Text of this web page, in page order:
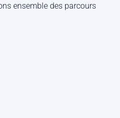
ensemble des parcours